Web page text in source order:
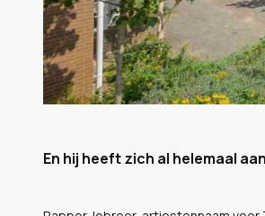
En hij heeft zich al helemaal